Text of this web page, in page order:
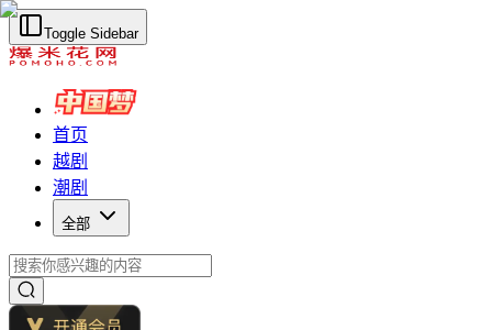
Toggle Sidebar
首页
越剧
潮剧
全部